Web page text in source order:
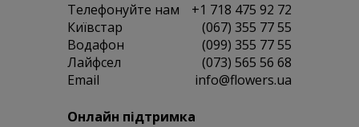
Телефонуйте нам
+1 718 475 92 72
Київстар
(067) 355 77 55
Водафон
(099) 355 77 55
Лайфсел
(073) 565 56 68
Email
info@flowers.ua
Онлайн підтримка